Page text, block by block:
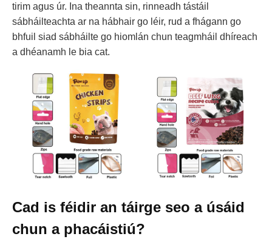
tirim agus úr. Ina theannta sin, rinneadh tástáil
sábháilteachta ar na hábhair go léir, rud a fhágann go
bhfuil siad sábháilte go hiomlán chun teagmháil dhíreach
a dhéanamh le bia cat.
Cad is féidir an táirge seo a úsáid
chun a phacáistiú?